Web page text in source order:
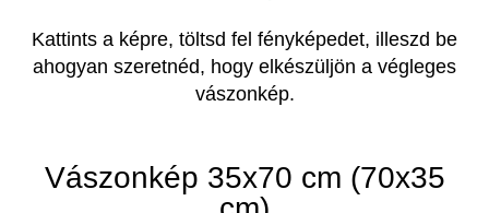
Kattints a képre, töltsd fel fényképedet, illeszd be
ahogyan szeretnéd, hogy elkészüljön a végleges
vászonkép.
Vászonkép 35x70 cm (70x35